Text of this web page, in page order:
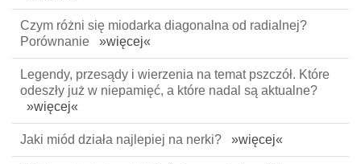
Czym różni się miodarka diagonalna od radialnej?
Porównanie »więcej«
Legendy, przesądy i wierzenia na temat pszczół. Które
odeszły już w niepamięć, a które nadal są aktualne?
»więcej«
Jaki miód działa najlepiej na nerki? »więcej«